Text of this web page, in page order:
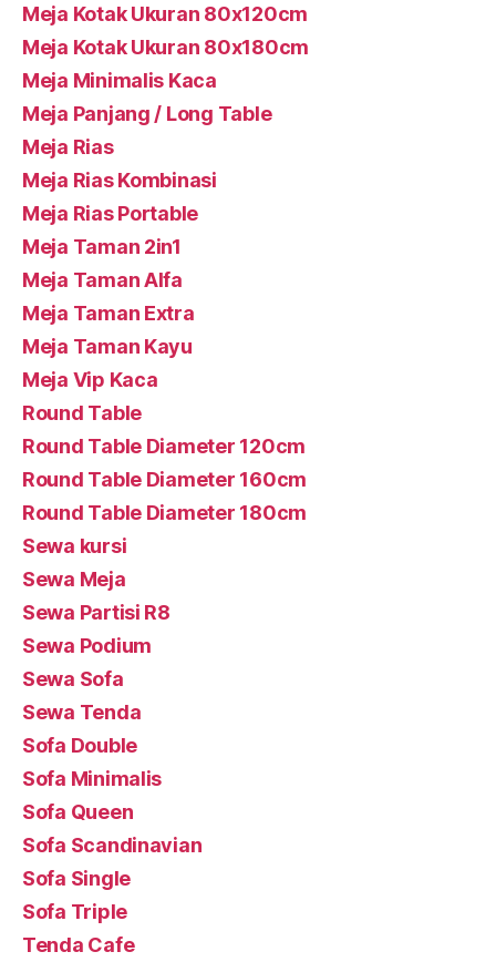
Meja Kotak Ukuran 80x120cm
Meja Kotak Ukuran 80x180cm
Meja Minimalis Kaca
Meja Panjang / Long Table
Meja Rias
Meja Rias Kombinasi
Meja Rias Portable
Meja Taman 2in1
Meja Taman Alfa
Meja Taman Extra
Meja Taman Kayu
Meja Vip Kaca
Round Table
Round Table Diameter 120cm
Round Table Diameter 160cm
Round Table Diameter 180cm
Sewa kursi
Sewa Meja
Sewa Partisi R8
Sewa Podium
Sewa Sofa
Sewa Tenda
Sofa Double
Sofa Minimalis
Sofa Queen
Sofa Scandinavian
Sofa Single
Sofa Triple
Tenda Cafe